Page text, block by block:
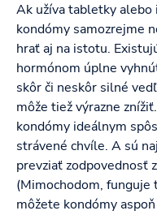
Ak užíva tabletky alebo
kondómy samozrejme
hrať aj na istotu.
hormónom úplne
skôr či neskôr silné
môže tiež výrazne
kondómy ideálnym
strávené chvíle. A sú
prevziať zodpovednosť
(Mimochodom, funguje
môžete kondómy